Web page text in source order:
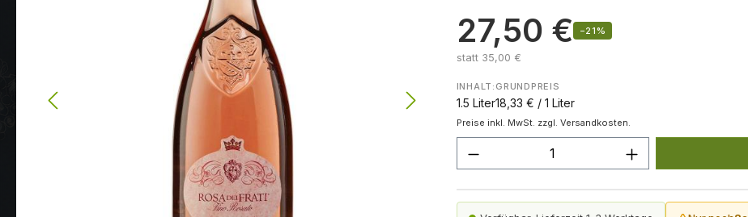
27,50 € −21%
statt 35,00 €
INHALT:
1.5 Liter
GRUNDPREIS
18,33 € / 1 Liter
Preise inkl. MwSt. zzgl. Versandkosten.
Produkt Anzahl: Gib den